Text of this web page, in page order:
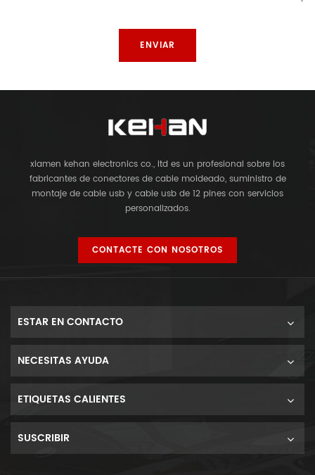
xiamen kehan electronics co., ltd es un profesional sobre los
fabricantes de conectores de cable moldeado, suministro de
montaje de cable usb y cable usb de 12 pines con servicios
personalizados.
CONTACTE CON NOSOTROS
ESTAR EN CONTACTO
NECESITAS AYUDA
ETIQUETAS CALIENTES
SUSCRIBIR